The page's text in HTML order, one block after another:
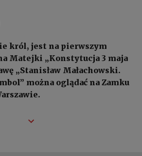
król, jest na pierwszym
Matejki „Konstytucja 3 maja
„Stanisław Małachowski.
można oglądać na Zamku